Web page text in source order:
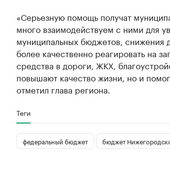
«Серьезную помощь получат
много взаимодействуем с ними для
муниципальных бюджетов, снижения
более качественно реагировать на
средства в дороги, ЖКХ,
повышают качество жизни, но и
отметил глава региона.
Теги
федеральный бюджет бюджет